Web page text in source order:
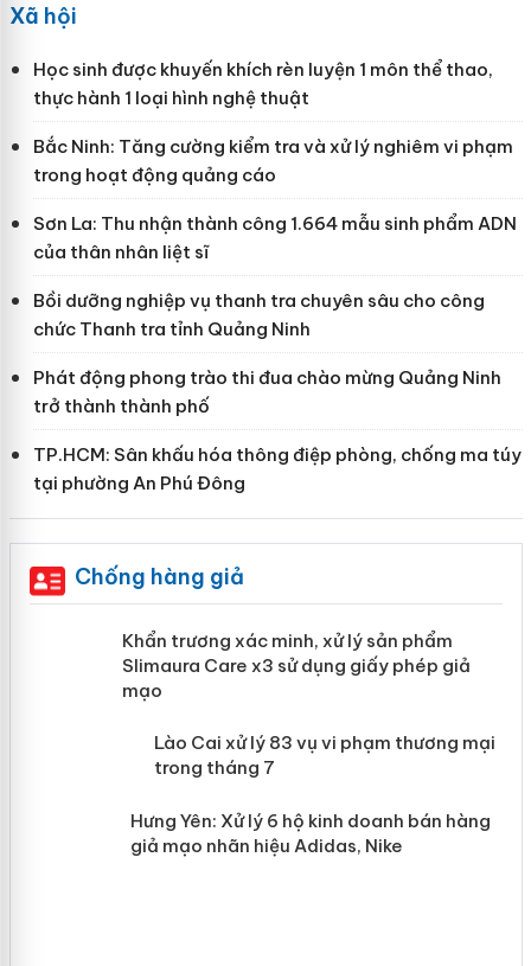
Xã hội
Học sinh được khuyến khích rèn luyện 1 môn thể thao,
thực hành 1 loại hình nghệ thuật
Bắc Ninh: Tăng cường kiểm tra và xử lý nghiêm vi phạm
trong hoạt động quảng cáo
Sơn La: Thu nhận thành công 1.664 mẫu sinh phẩm ADN
của thân nhân liệt sĩ
Bồi dưỡng nghiệp vụ thanh tra chuyên sâu cho công
chức Thanh tra tỉnh Quảng Ninh
Phát động phong trào thi đua chào mừng Quảng Ninh
trở thành thành phố
TP.HCM: Sân khấu hóa thông điệp phòng, chống ma túy
tại phường An Phú Đông
Chống hàng giả
Khẩn trương xác minh, xử lý sản phẩm
Slimaura Care x3 sử dụng giấy phép giả
mạo
Lào Cai xử lý 83 vụ vi phạm thương
mại trong tháng 7